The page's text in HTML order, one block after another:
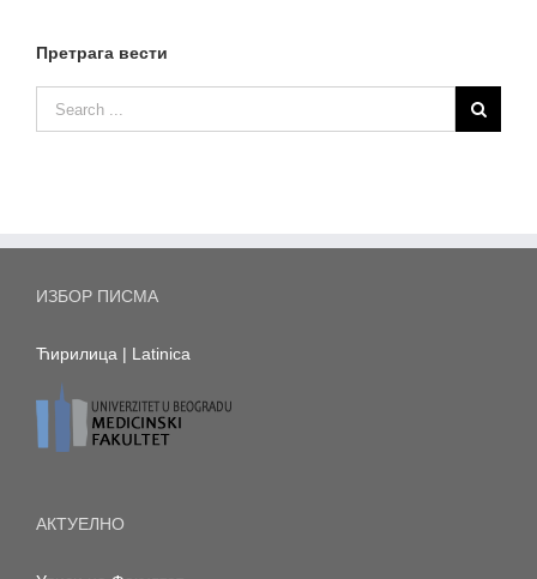
Претрага вести
ИЗБОР ПИСМА
Ћирилица | Latinica
АКТУЕЛНО